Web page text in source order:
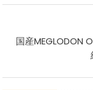
国産MEGLODON